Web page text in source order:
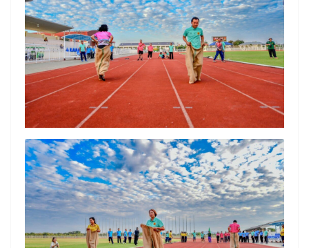
Search
for:
Search